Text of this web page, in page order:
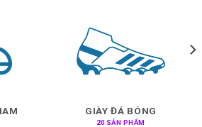
GIÀY ĐÁ BÓNG
20 SẢN PHẨM